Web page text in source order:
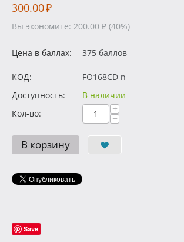
300.00₽
Вы экономите: 200.00 ₽ (40%)
Цена в баллах: 375 баллов
КОД:
FO168CD n
Доступность:
В наличии
Кол-во:
+
−
В корзину
Save